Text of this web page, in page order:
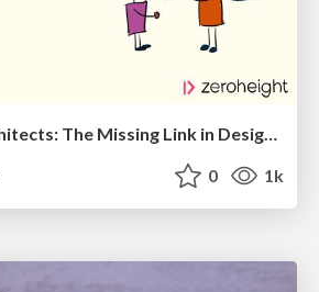
Information Architects: The Missing Link in Design Systems
0 1k